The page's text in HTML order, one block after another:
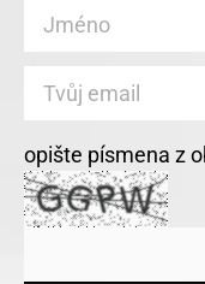
opište písmena z